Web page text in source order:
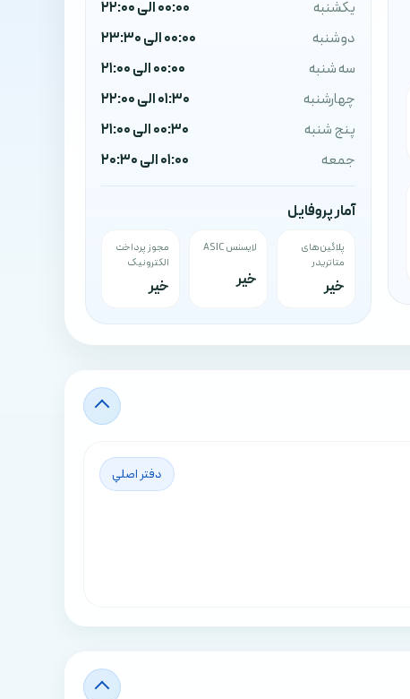
یکشنبه
00:00 الی 22:00
دوشنبه
00:00 الی 23:30
سه شنبه
00:00 الی 21:00
چهارشنبه
01:30 الی 22:00
پنج شنبه
00:30 الی 21:00
جمعه
01:00 الی 20:30
آمار پروفایل
پلاگین‌های
متاتریدر
خیر
لایسنس ASIC
خیر
مجوز پرداخت
الکترونیک
خیر
دفتر اصلي